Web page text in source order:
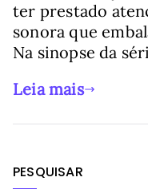
ter prestado
sonora que
Na sinopse da
Leia mais
PESQUISAR